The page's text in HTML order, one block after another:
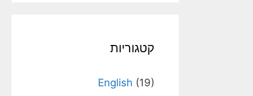
קטגוריות
English (19)